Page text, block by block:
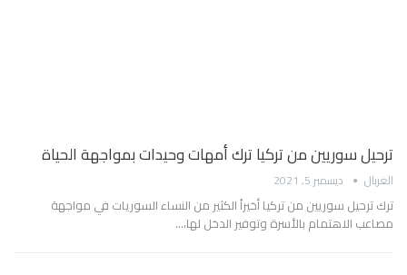
ترحيل سوريين من تركيا ترك أمهات وحيدات بمواجهة الحياة
الغربال ديسمبر 5, 2021
ترك ترحيل سوريين من تركيا أخيراُ الكثير من النساء السوريات في مواجهة
مصاعب الاهتمام بالأسرة وتوفير الدخل لها،…